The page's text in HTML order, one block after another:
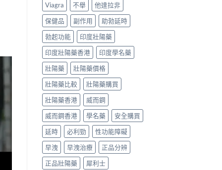
購
貼
士〉
中
藥
方
壯
陽
產
品
款
最
值
得
買？〉
中
Viagra
不舉
他達拉非
保健品
副作用
助勃延時
勃起功能
印度壯陽藥
印度壯陽藥香港
印度學名藥
壯陽藥
壯陽藥價格
壯陽藥比較
壯陽藥購買
壯陽藥香港
威而鋼
威而鋼香港
學名藥
安全購買
延時
必利勁
性功能障礙
早洩
早洩治療
正品分辨
正品壯陽藥
犀利士